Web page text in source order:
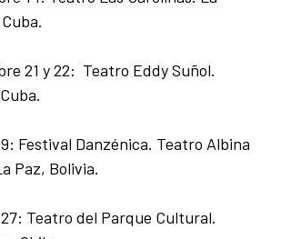
21 y 22: Teatro Eddy Suñol.
Festival Danzénica. Teatro Albina
Paz, Bolivia.
Teatro del Parque Cultural.